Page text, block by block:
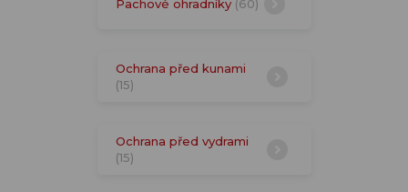
Pachové ohradníky (60)
Ochrana před kunami
(15)
Ochrana před vydrami
(15)